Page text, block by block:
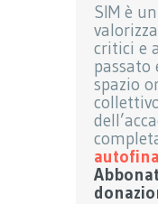
SIM è
critici e
passato
spazio